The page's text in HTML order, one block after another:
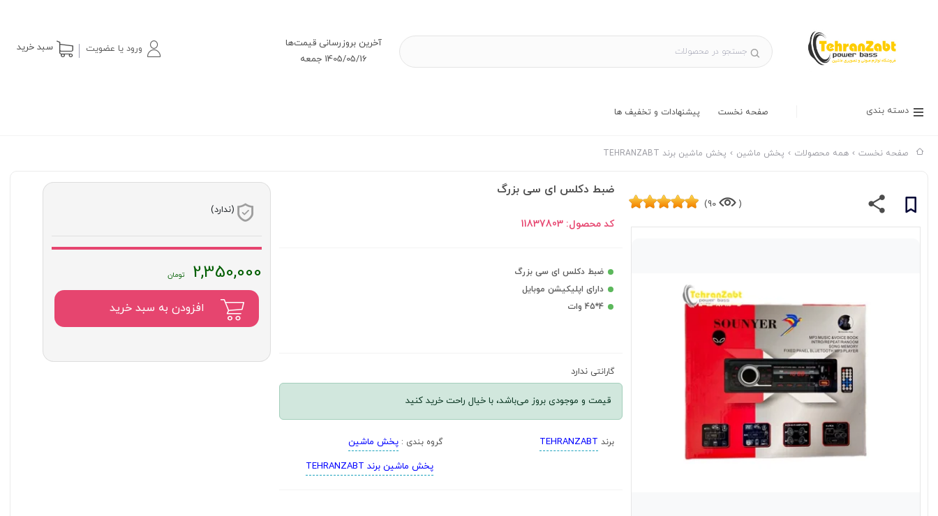
آخرین بروز‌رسانی قیمت‌ها
1405/05/16 جمعه
ورود یا عضویت سبد خرید
دسته بندی صفحه نخست پیشنهادات و تخفیف ها
صفحه نخست همه محصولات پخش ماشین پخش ماشین برند TEHRANZABT
(
90)
ضبط دکلس ای سی بزرگ
کد محصول:11837803
ضبط دکلس ای سی بزرگ
دارای اپلیکیشن موبایل
4*45 وات
گارانتی ندارد
قیمت و موجودی بروز می‌باشد، با خیال راحت خرید کنید
برند TEHRANZABT گروه بندی :پخش ماشین
پخش ماشین برند TEHRANZABT
(ندارد)
2,350,000
افزودن به سبد خرید